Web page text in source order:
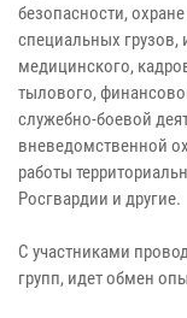
безопасности,
специальных грузов,
медицинского,
тылового,
служебно-боевой
вневедомственной
работы
Росгвардии и другие.
С участниками
групп, идет обмен